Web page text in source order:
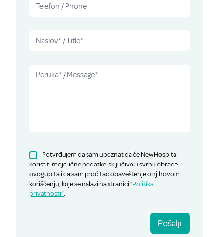
Potvrđujem da sam upoznat da će New Hospital
koristiti moje lične podatke isključivo u svrhu obrade
ovog upita i da sam pročitao obaveštenje o njihovom
korišćenju, koje se nalazi na stranici“Politika
privatnosti”.
Pošalji